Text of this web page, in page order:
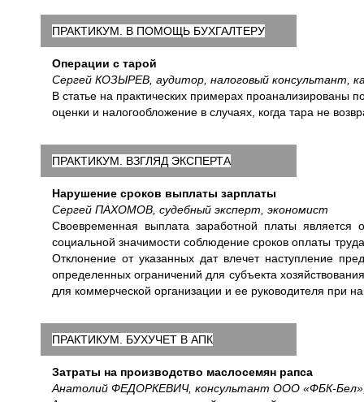
ПРАКТИКУМ. В ПОМОЩЬ БУХГАЛТЕРУ
Операции с тарой
Сергей КОЗЫРЕВ, аудитор, налоговый консультант,
В статье на практических примерах проанализированы
оценки и налогообложение в случаях, когда тара не
ПРАКТИКУМ. ВЗГЛЯД ЭКСПЕРТА
Нарушение сроков выплаты зарплаты
Сергей ПАХОМОВ, судебный эксперт, экономист
Своевременная выплата заработной платы является
социальной значимости соблюдение сроков оплаты
Отклонение от указанных дат влечет наступление
определенных ограничений для субъекта
для коммерческой организации и ее руководителя при
ПРАКТИКУМ. БУХУЧЕТ В АПК
Затраты на производство маслосемян рапса
Анатолий ФЕДОРКЕВИЧ, консультант ООО «ФБК-Бел»,